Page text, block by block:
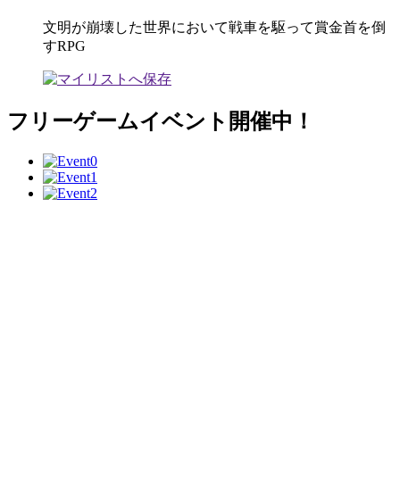
文明が崩壊した世界において戦車を駆って賞金首を倒
すRPG
フリーゲームイベント開催中！